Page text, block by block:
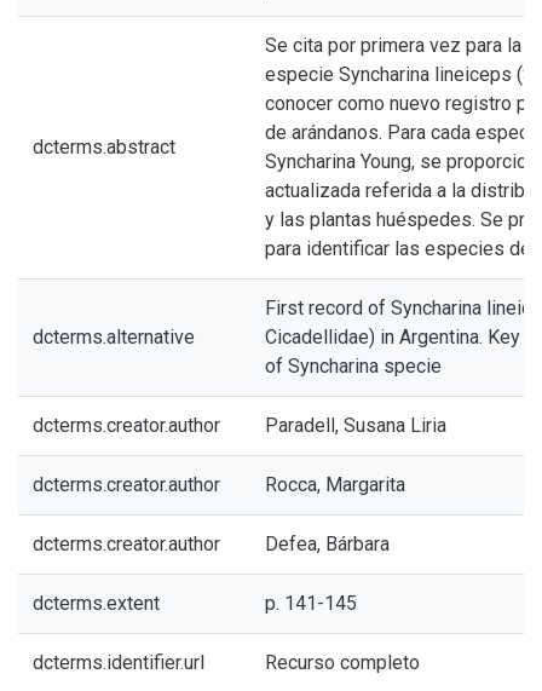
dcterms.abstract
Se cita por primera vez para la
especie Syncharina lineiceps
conocer como nuevo registro
de arándanos. Para cada
Syncharina Young, se
actualizada referida a la
y las plantas huéspedes. Se
para identificar las especies del
dcterms.alternative
First record of Syncharina
Cicadellidae) in Argentina. Key
of Syncharina specie
dcterms.creator.author Paradell, Susana Liria
dcterms.creator.author Rocca, Margarita
dcterms.creator.author Defea, Bárbara
dcterms.extent p. 141-145
dcterms.identifier.url Recurso completo